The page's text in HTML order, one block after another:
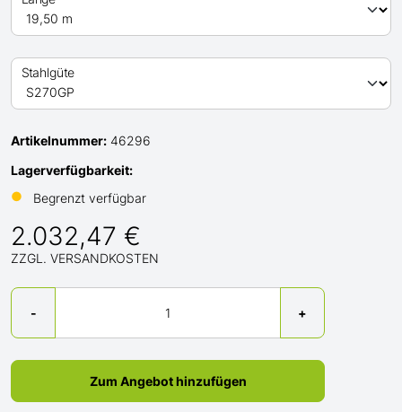
Stahlgüte
Artikelnummer: 46296
Lagerverfügbarkeit:
●
Begrenzt verfügbar
2.032,47 €
ZZGL. VERSANDKOSTEN
-
Menge
+
Zum Angebot hinzufügen